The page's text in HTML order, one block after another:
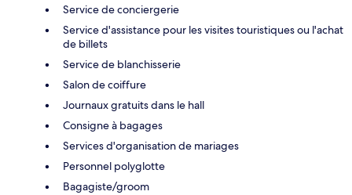
Service de conciergerie
Service d'assistance pour les visites touristiques ou l'achat
de billets
Service de blanchisserie
Salon de coiffure
Journaux gratuits dans le hall
Consigne à bagages
Services d'organisation de mariages
Personnel polyglotte
Bagagiste/groom